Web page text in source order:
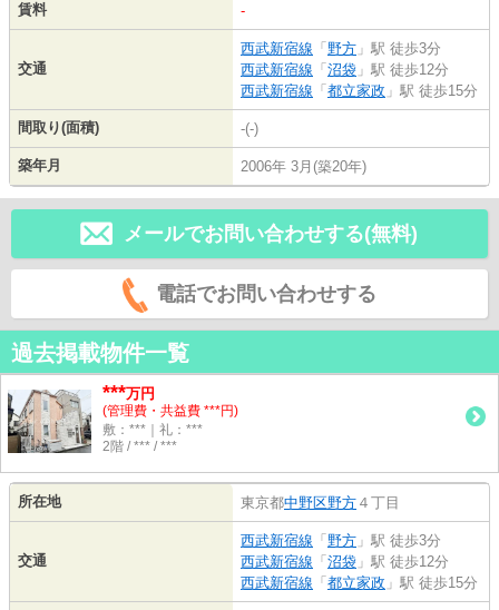
賃料 -
交通
西武新宿線 「 野方 」駅 徒歩3分
西武新宿線 「 沼袋 」駅 徒歩12分
西武新宿線 「 都立家政 」駅 徒歩15分
間取り(面積) -(-)
築年月 2006年 3月(築20年)
メールでお問い合わせする(無料)
電話でお問い合わせする
過去掲載物件一覧
***万円
(管理費・共益費 ***円)
敷：***｜礼：***
2階 / *** / ***
所在地 東京都中野区野方 ４丁目
交通
西武新宿線 「 野方 」駅 徒歩3分
西武新宿線 「 沼袋 」駅 徒歩12分
西武新宿線 「 都立家政 」駅 徒歩15分